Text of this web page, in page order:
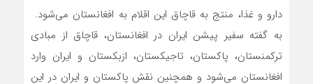
دارو و غذا، منتج به قاچاق این اقلام به افغانستان می‌شود.
به گفته سفیر پیشن ایران در افغانستان، قاچاق از مبادی
ترکمنستان، پاکستان، تاجیکستان، ازبکستان و ایران وارد
افغانستان می‌شود و همچنین نقش پاکستان و ایران در این